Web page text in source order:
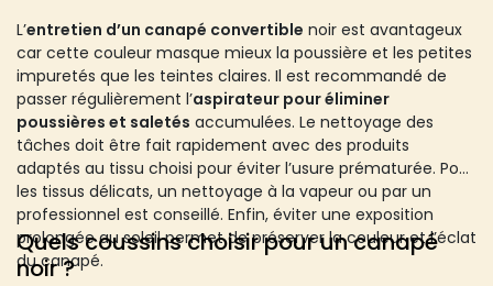
L’entretien d’un canapé convertible noir est avantageux
car cette couleur masque mieux la poussière et les petites
impuretés que les teintes claires. Il est recommandé de
passer régulièrement l’aspirateur pour éliminer
poussières et saletés accumulées. Le nettoyage des
tâches doit être fait rapidement avec des produits
adaptés au tissu choisi pour éviter l’usure prématurée. Pour
les tissus délicats, un nettoyage à la vapeur ou par un
professionnel est conseillé. Enfin, éviter une exposition
prolongée au soleil permet de préserver la couleur et l’éclat
du canapé.
Quels coussins choisir pour un canapé
noir ?